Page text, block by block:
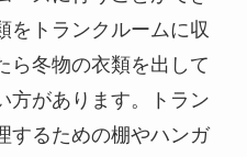
をトランクルームに収
ら冬物の衣類を出して
方があります。トラン
するための棚やハンガ